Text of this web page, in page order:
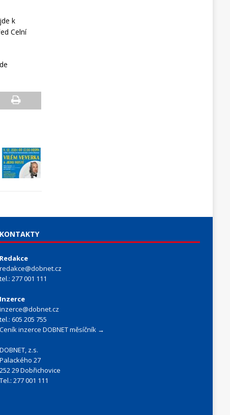
k
Celní
KONTAKTY
Redakce
redakce@dobnet.cz
tel.: 277 001 111
Inzerce
inzerce@dobnet.cz
tel.: 605 205 755
Ceník inzerce DOBNET měsíčník →
DOBNET, z.s.
Palackého 27
252 29 Dobřichovice
Tel.: 277 001 111